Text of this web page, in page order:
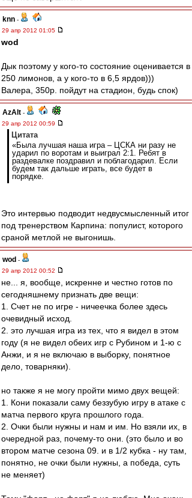
knn -
29 апр 2012 01:05
wod
Дык поэтому у кого-то состояние оценивается в
250 лимонов, а у кого-то в 6,5 ярдов)))
Валера, 350р. пойдут на стадион, будь спок)
AzAlt -
29 апр 2012 00:59
Цитата
«Была лучшая наша игра – ЦСКА ни разу не
ударил по воротам и выиграл 2:1. Ребят в
раздевалке поздравил и поблагодарил. Если
будем так дальше играть, все будет в
порядке.
Это интервью подводит недвусмысленный итог
под тренерством Карпина: популист, которого
сраной метлой не выгонишь.
wod -
29 апр 2012 00:52
не... я, вообще, искренне и честно готов по
сегодняшнему признать две вещи:
1. Счет не по игре - ничеечка более здесь
очевидный исход.
2. это лучшая игра из тех, что я видел в этом
году (я не видел обеих игр с Рубином и 1-ю с
Анжи, и я не включаю в выборку, понятное
дело, товарняки).
но также я не могу пройти мимо двух вещей:
1. Кони показали саму беззубую игру в атаке с
матча первого круга прошлого года.
2. Очки были нужны и нам и им. Но взяли их, в
очередной раз, почему-то они. (это было и во
втором матче сезона 09. и в 1/2 кубка - ну там,
понятно, не очки были нужны, а победа, суть
не меняет)